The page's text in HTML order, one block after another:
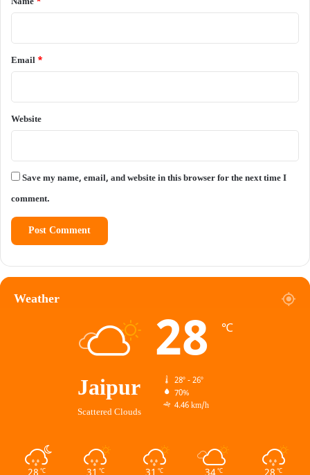
Email *
Website
Save my name, email, and website in this browser for the next time I
comment.
Weather
Jaipur
Scattered Clouds
28 ℃
28º - 26º
70%
4.46 km/h
℃ ℃ ℃ ℃ ℃